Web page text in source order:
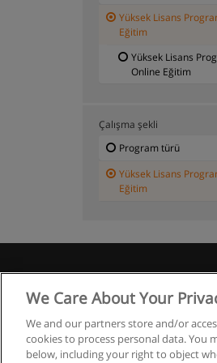
Yüksek Lisans
Eğitim
Yüksek Lisans
Online Eğitim
Çalışma şekli
Program türü
Yüksek Lisans
Eğitim
We Care About Your
We and our partners store and/or
cookies to process personal data. You
below, including your right to object